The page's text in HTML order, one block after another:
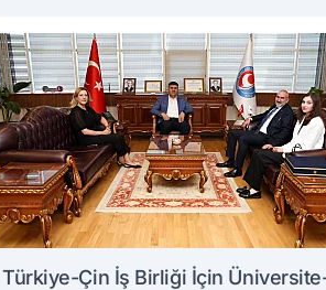
Türkiye-Çin İş Birliği İçin